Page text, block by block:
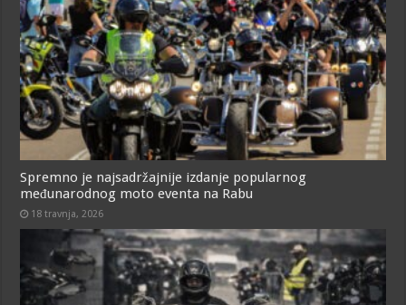
Spremno je najsadržajnije izdanje popularnog
međunarodnog moto eventa na Rabu
18 travnja, 2026